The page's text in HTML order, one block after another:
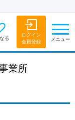
る
ログイン
会員登録
メニュー
業所